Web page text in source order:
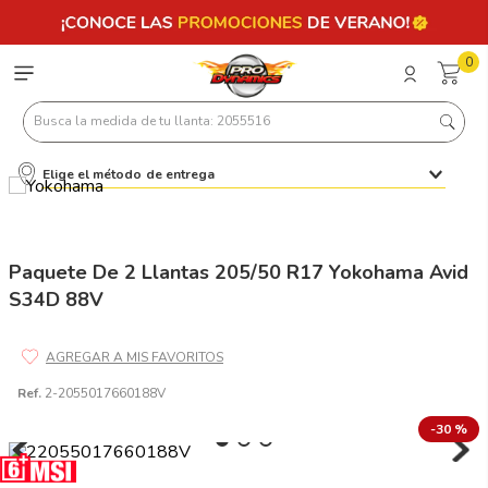
0
Busca la medida de tu llanta: 2055516
Elige el método de entrega
Paquete De 2 Llantas 205/50 R17 Yokohama Avid
S34D 88V
Ref. 2-2055017660188V
-30 %
Términos más buscados
.
7 245